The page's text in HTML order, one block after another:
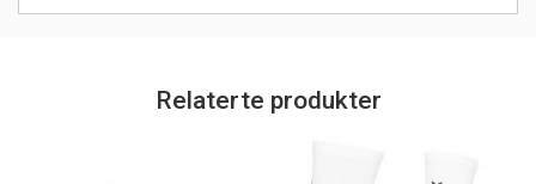
Relaterte produkter